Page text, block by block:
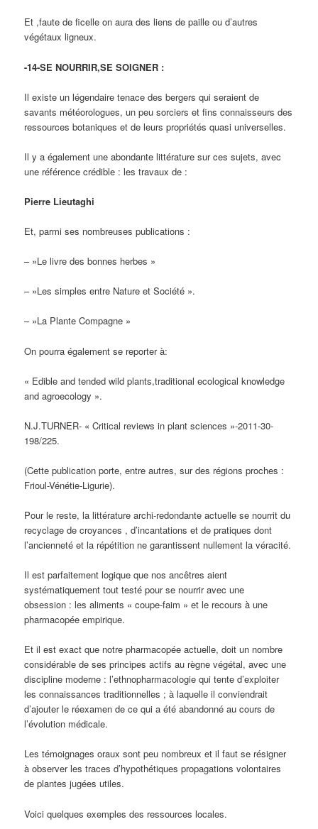
Et ,faute de ficelle on aura des liens de paille ou d’autres
végétaux ligneux.
-14-SE NOURRIR,SE SOIGNER :
Il existe un légendaire tenace des bergers qui seraient de
savants météorologues, un peu sorciers et fins connaisseurs des
ressources botaniques et de leurs propriétés quasi universelles.
Il y a également une abondante littérature sur ces sujets, avec
une référence crédible : les travaux de :
Pierre Lieutaghi
Et, parmi ses nombreuses publications :
– »Le livre des bonnes herbes »
– »Les simples entre Nature et Société ».
– »La Plante Compagne »
On pourra également se reporter à:
« Edible and tended wild plants,traditional ecological knowledge
and agroecology ».
N.J.TURNER- « Critical reviews in plant sciences »-2011-30-
198/225.
(Cette publication porte, entre autres, sur des régions proches :
Frioul-Vénétie-Ligurie).
Pour le reste, la littérature archi-redondante actuelle se nourrit du
recyclage de croyances , d’incantations et de pratiques dont
l’ancienneté et la répétition ne garantissent nullement la véracité.
Il est parfaitement logique que nos ancêtres aient
systématiquement tout testé pour se nourrir avec une
obsession : les aliments « coupe-faim » et le recours à une
pharmacopée empirique.
Et il est exact que notre pharmacopée actuelle, doit un nombre
considérable de ses principes actifs au règne végétal, avec une
discipline moderne : l’ethnopharmacologie qui tente d’exploiter
les connaissances traditionnelles ; à laquelle il conviendrait
d’ajouter le réexamen de ce qui a été abandonné au cours de
l’évolution médicale.
Les témoignages oraux sont peu nombreux et il faut se résigner
à observer les traces d’hypothétiques propagations volontaires
de plantes jugées utiles.
Voici quelques exemples des ressources locales.